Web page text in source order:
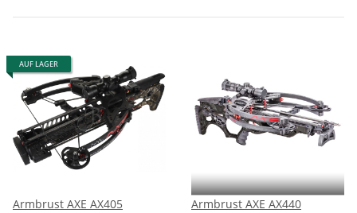
AUF LAGER
Armbrust AXE AX405
Armbrust AXE AX440